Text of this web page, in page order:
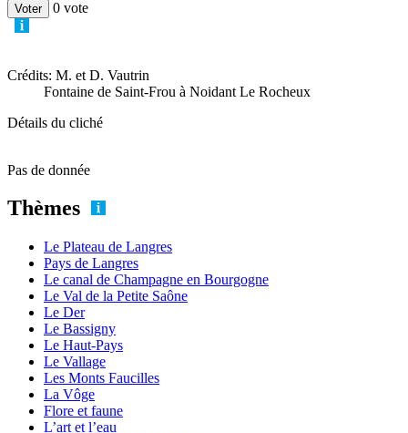
0 vote
Crédits: M. et D. Vautrin
Fontaine de Saint-Frou à Noidant Le Rocheux
Détails du cliché
Pas de donnée
Thèmes
Le Plateau de Langres
Pays de Langres
Le canal de Champagne en Bourgogne
Le Val de la Petite Saône
Le Der
Le Bassigny
Le Haut-Pays
Le Vallage
Les Monts Faucilles
La Vôge
Flore et faune
L’art et l’eau